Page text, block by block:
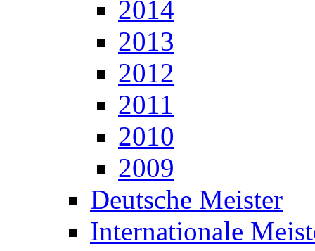
2014
2013
2012
2011
2010
2009
Deutsche Meister
Internationale